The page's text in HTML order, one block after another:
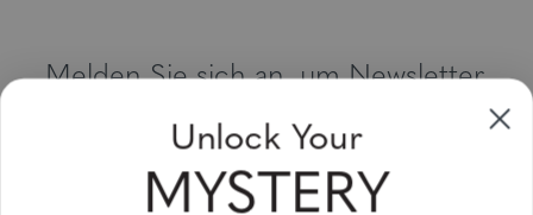
Melden Sie sich an, um Newsletter,
Sonderangebote und Gutscheine zu
erhalten
Bitte geben Sie Ihre E-Mail Adresse ein und abonnieren Sie!
Unlock Your
MYSTERY